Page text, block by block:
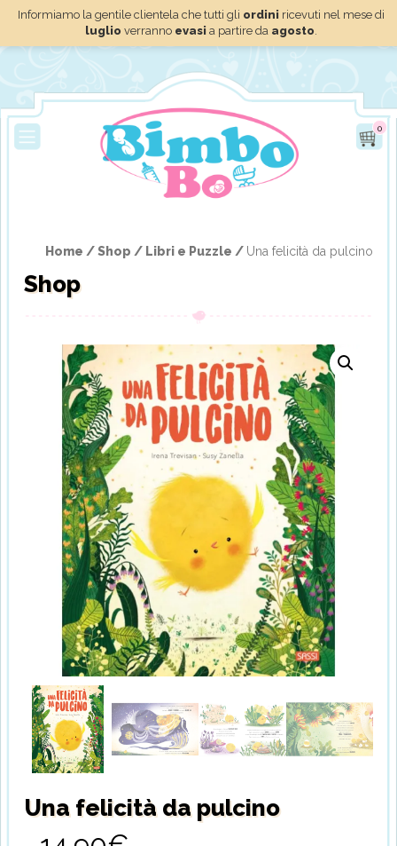
Informiamo la gentile clientela che tutti gli ordini ricevuti nel mese di
luglio verranno evasi a partire da agosto.
0
Home /Shop / Libri e Puzzle / Una felicità da pulcino
Shop
Una felicità da pulcino